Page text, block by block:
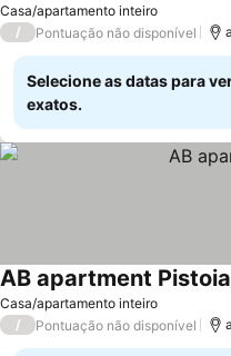
Casa/apartamento inteiro
/ Pontuação não disponível
Selecione as datas para
exatos.
Casa/apartamento inteiro
AB apartment Pistoia
/ Pontuação não disponível